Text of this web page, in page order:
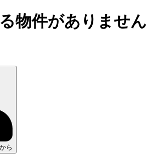
物件がありません
ら